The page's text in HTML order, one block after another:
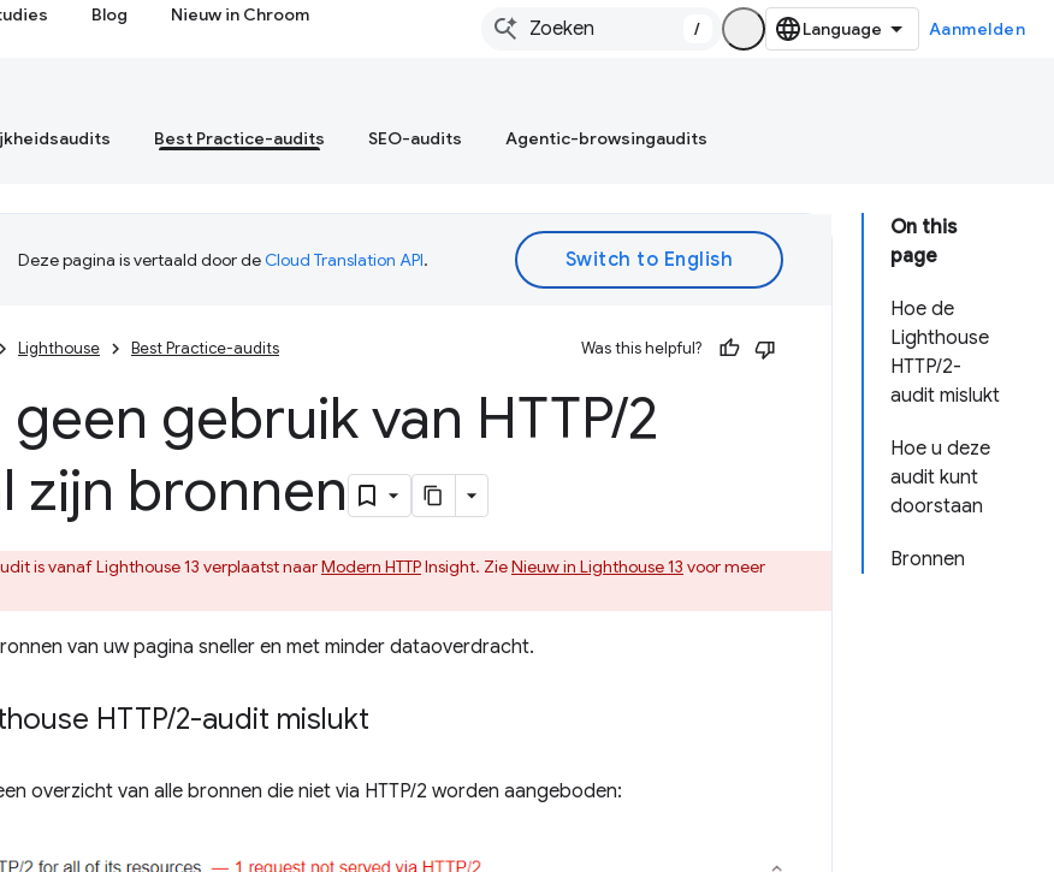
Blog Nieuw in Chroom
/ Aanmelden
Best Practice-audits SEO-audits Agentic-browsingaudits
On this
page
Hoe de
Lighthouse
HTTP/2-
audit mislukt
Hoe u deze
audit kunt
doorstaan
Bronnen
Deze pagina is vertaald door deCloud Translation API.
Lighthouse Best Practice-audits Was this helpful?
gebruik van HTTP/2
zijn bronnen
is vanaf Lighthouse 13 verplaatst naarModern HTTPInsight. ZieNieuw in Lighthouse 13 voor meer
van uw pagina sneller en met minder dataoverdracht.
HTTP/2-audit mislukt
overzicht van alle bronnen die niet via HTTP/2 worden aangeboden: